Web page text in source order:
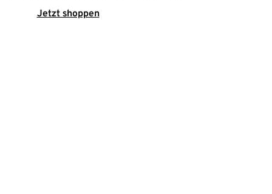
Jetzt shoppen